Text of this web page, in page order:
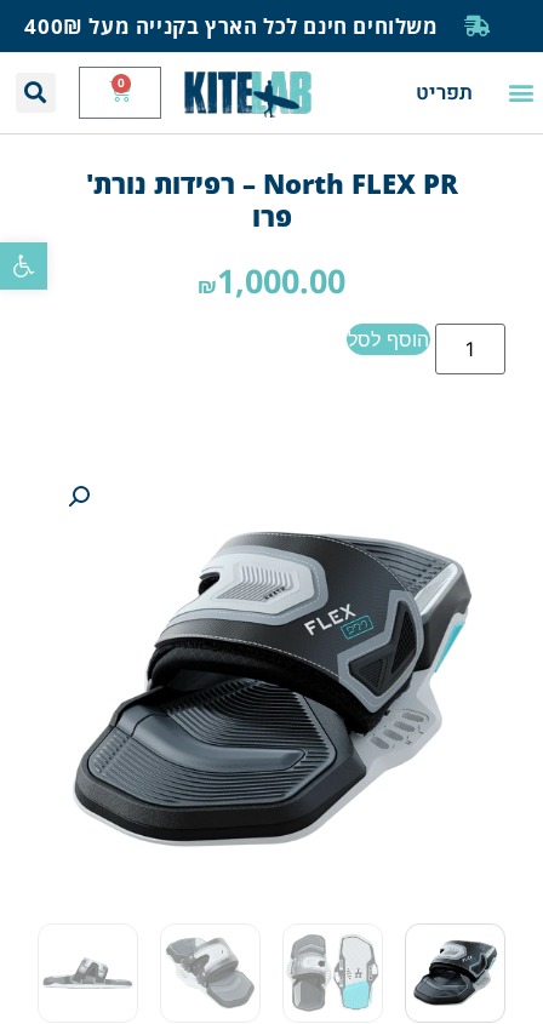
פתח
משלוחים חינם לכל הארץ בקנייה מעל 400₪
תפריט 0
North FLEX PR – רפידות נורת'
פרו
₪1,000.00
הוסף לסל